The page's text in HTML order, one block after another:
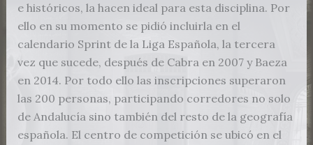
e históricos, la hacen ideal para esta disciplina. Por
ello en su momento se pidió incluirla en el
calendario Sprint de la Liga Española, la tercera
vez que sucede, después de Cabra en 2007 y Baeza
en 2014. Por todo ello las inscripciones superaron
las 200 personas, participando corredores no solo
de Andalucía sino también del resto de la geografía
española. El centro de competición se ubicó en el